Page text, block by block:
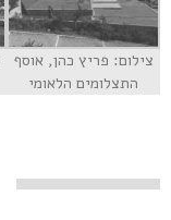
צילום: פריץ כהן, אוסף
התצלומים הלאומי